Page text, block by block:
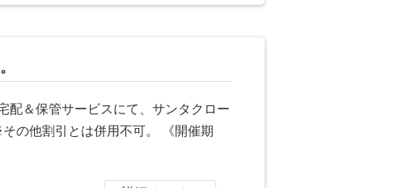
配＆保管サービスにて、サンタクロー
の他割引とは併用不可。 《開催期